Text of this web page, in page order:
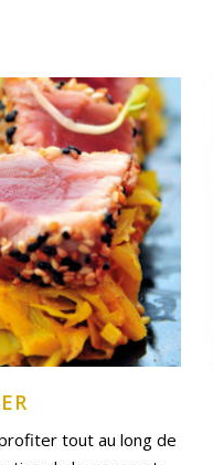
tout au long de